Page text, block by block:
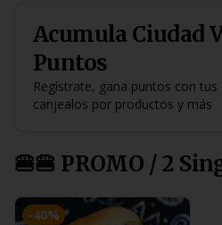
Acumula Ciudad
Puntos
Regístrate, gana puntos con
canjealos por productos y más
🍔🍔 PROMO / 2
-40%